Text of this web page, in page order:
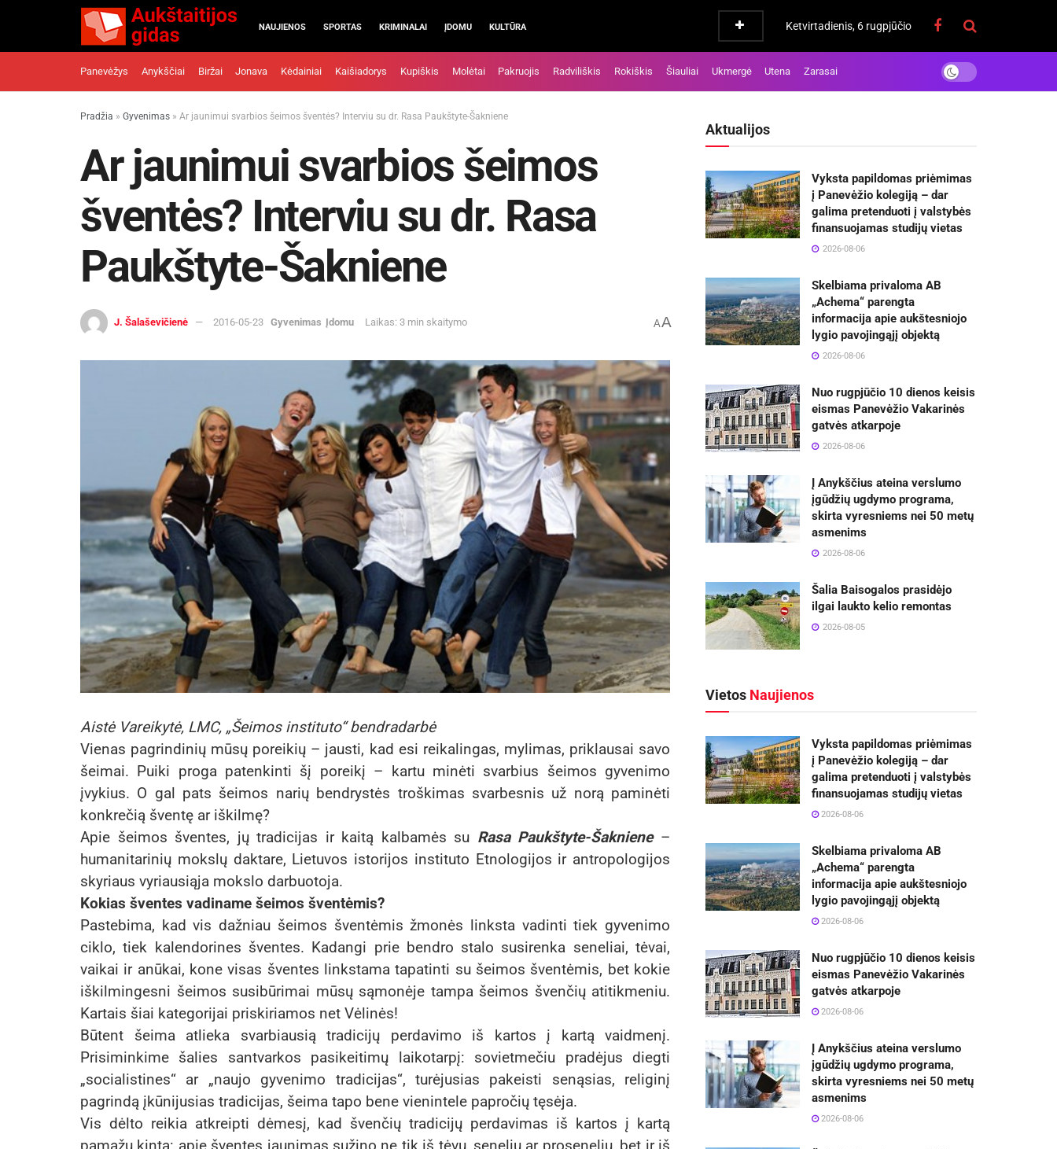
NAUJIENOS SPORTAS KRIMINALAI ĮDOMU KULTŪRA Ketvirtadienis, 6 rugpjūčio
Panevėžys Anykščiai Biržai Jonava Kėdainiai Kaišiadorys Kupiškis Molėtai Pakruojis Radviliškis Rokiškis Šiauliai Ukmergė Utena Zarasai
Pradžia » Gyvenimas » Ar jaunimui svarbios šeimos šventės? Interviu su dr. Rasa Paukštyte-Šakniene
Ar jaunimui svarbios šeimos
šventės? Interviu su dr. Rasa
Paukštyte-Šakniene
J. Šalaševičienė 2016-05-23 Gyvenimas Įdomu Laikas: 3 min skaitymo AA
Aistė Vareikytė, LMC, „Šeimos instituto“ bendradarbė
Vienas pagrindinių mūsų poreikių – jausti, kad esi reikalingas, mylimas, priklausai savo
šeimai. Puiki proga patenkinti šį poreikį – kartu minėti svarbius šeimos gyvenimo
įvykius. O gal pats šeimos narių bendrystės troškimas svarbesnis už norą paminėti
konkrečią šventę ar iškilmę?
Apie šeimos šventes, jų tradicijas ir kaitą kalbamės su Rasa Paukštyte-Šakniene–
humanitarinių mokslų daktare, Lietuvos istorijos instituto Etnologijos ir antropologijos
skyriaus vyriausiąja mokslo darbuotoja.
Kokias šventes vadiname šeimos šventėmis?
Pastebima, kad vis dažniau šeimos šventėmis žmonės linksta vadinti tiek gyvenimo
ciklo, tiek kalendorines šventes. Kadangi prie bendro stalo susirenka seneliai, tėvai,
vaikai ir anūkai, kone visas šventes linkstama tapatinti su šeimos šventėmis, bet kokie
iškilmingesni šeimos susibūrimai mūsų sąmonėje tampa šeimos švenčių atitikmeniu.
Kartais šiai kategorijai priskiriamos net Vėlinės!
Būtent šeima atlieka svarbiausią tradicijų perdavimo iš kartos į kartą vaidmenį.
Prisiminkime šalies santvarkos pasikeitimų laikotarpį: sovietmečiu pradėjus diegti
„socialistines“ ar „naujo gyvenimo tradicijas“, turėjusias pakeisti senąsias, religinį
pagrindą įkūnijusias tradicijas, šeima tapo bene vienintele papročių tęsėja.
Vis dėlto reikia atkreipti dėmesį, kad švenčių tradicijų perdavimas iš kartos į kartą
pamažu kinta: apie šventes jaunimas sužino ne tik iš tėvų, senelių ar prosenelių, bet ir iš
Aktualijos
Vyksta papildomas priėmimas
į Panevėžio kolegiją – dar
galima pretenduoti į valstybės
finansuojamas studijų vietas
2026-08-06
Skelbiama privaloma AB
„Achema“ parengta
informacija apie aukštesniojo
lygio pavojingąjį objektą
2026-08-06
Nuo rugpjūčio 10 dienos keisis
eismas Panevėžio Vakarinės
gatvės atkarpoje
2026-08-06
Į Anykščius ateina verslumo
įgūdžių ugdymo programa,
skirta vyresniems nei 50 metų
asmenims
2026-08-06
Šalia Baisogalos prasidėjo
ilgai laukto kelio remontas
2026-08-05
Vietos Naujienos
Vyksta papildomas priėmimas
į Panevėžio kolegiją – dar
galima pretenduoti į valstybės
finansuojamas studijų vietas
2026-08-06
Skelbiama privaloma AB
„Achema“ parengta
informacija apie aukštesniojo
lygio pavojingąjį objektą
2026-08-06
Nuo rugpjūčio 10 dienos keisis
eismas Panevėžio Vakarinės
gatvės atkarpoje
2026-08-06
Į Anykščius ateina verslumo
įgūdžių ugdymo programa,
skirta vyresniems nei 50 metų
asmenims
2026-08-06